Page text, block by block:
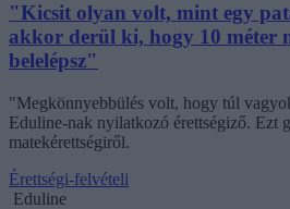
"Kicsit olyan volt, mint egy
akkor derül ki, hogy 10 méter
belelépsz"
"Megkönnyebbülés volt, hogy túl
Eduline-nak nyilatkozó érettségiző. Ezt
matekérettségiről.
Érettségi-felvételi
Eduline